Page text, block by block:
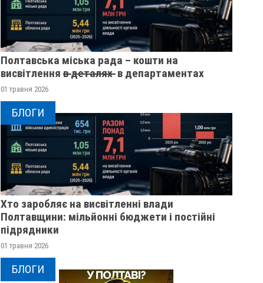
Полтавська міська рада – кошти на
висвітлення в̶ ̶д̶е̶т̶а̶л̶я̶х̶ ̶ в департаментах
01 травня 2026
БЛОГИ
Хто заробляє на висвітленні влади
Полтавщини: мільйонні бюджети і постійні
підрядники
01 травня 2026
БЛОГИ